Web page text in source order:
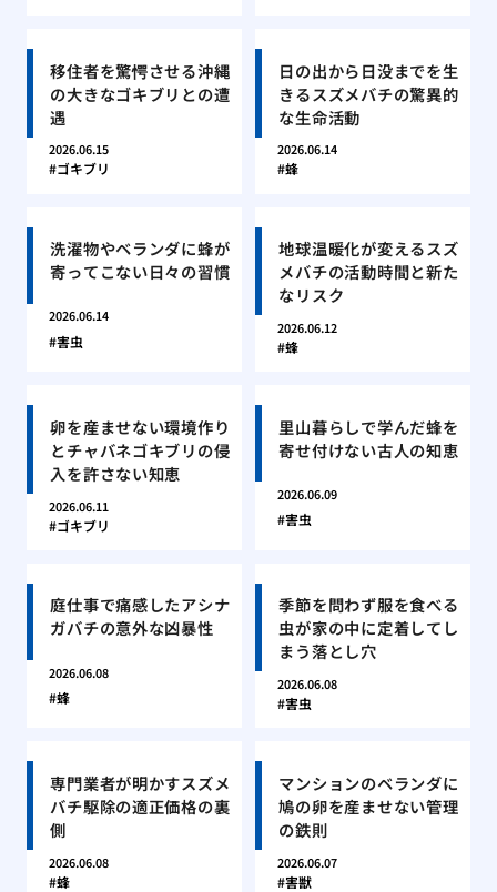
移住者を驚愕させる沖縄
の大きなゴキブリとの遭
遇
2026.06.15
ゴキブリ
日の出から日没までを生
きるスズメバチの驚異的
な生命活動
2026.06.14
蜂
洗濯物やベランダに蜂が
寄ってこない日々の習慣
2026.06.14
害虫
地球温暖化が変えるスズ
メバチの活動時間と新た
なリスク
2026.06.12
蜂
卵を産ませない環境作り
とチャバネゴキブリの侵
入を許さない知恵
2026.06.11
ゴキブリ
里山暮らしで学んだ蜂を
寄せ付けない古人の知恵
2026.06.09
害虫
庭仕事で痛感したアシナ
ガバチの意外な凶暴性
2026.06.08
蜂
季節を問わず服を食べる
虫が家の中に定着してし
まう落とし穴
2026.06.08
害虫
専門業者が明かすスズメ
バチ駆除の適正価格の裏
側
2026.06.08
蜂
マンションのベランダに
鳩の卵を産ませない管理
の鉄則
2026.06.07
害獣